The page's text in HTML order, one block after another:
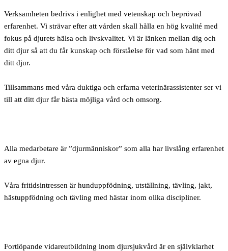
Verksamheten bedrivs i enlighet med vetenskap och beprövad
erfarenhet. Vi strävar efter att vården skall hålla en hög kvalité med
fokus på djurets hälsa och livskvalitet. Vi är länken mellan dig och
ditt djur så att du får kunskap och förståelse för vad som hänt med
ditt djur.
Tillsammans med våra duktiga och erfarna veterinärassistenter ser vi
till att ditt djur får bästa möjliga vård och omsorg.
Alla medarbetare är ”djurmänniskor” som alla har livslång erfarenhet
av egna djur.
Våra fritidsintressen är hunduppfödning, utställning, tävling, jakt,
hästuppfödning och tävling med hästar inom olika discipliner.
Fortlöpande vidareutbildning inom djursjukvård är en självklarhet